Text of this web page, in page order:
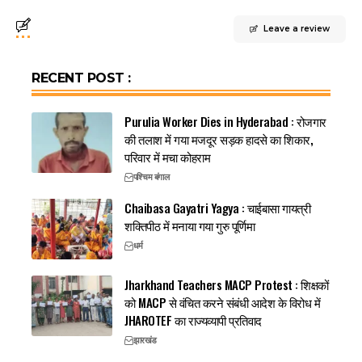
Leave a review
RECENT POST :
Purulia Worker Dies in Hyderabad : रोजगार
की तलाश में गया मजदूर सड़क हादसे का शिकार,
परिवार में मचा कोहराम
पश्चिम बंगाल
Chaibasa Gayatri Yagya : चाईबासा गायत्री
शक्तिपीठ में मनाया गया गुरु पूर्णिमा
धर्म
Jharkhand Teachers MACP Protest : शिक्षकों
को MACP से वंचित करने संबंधी आदेश के विरोध में
JHAROTEF का राज्यव्यापी प्रतिवाद
झारखंड